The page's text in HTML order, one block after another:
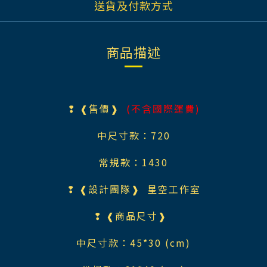
送貨及付款方式
商品描述
❢ ❰售價❱ (不含國際運費)
中尺寸款：720
常規款：1430
❢ ❰設計團隊❱ 星空工作室
❢ ❰商品尺寸❱
中尺寸款：45*30 (cm)